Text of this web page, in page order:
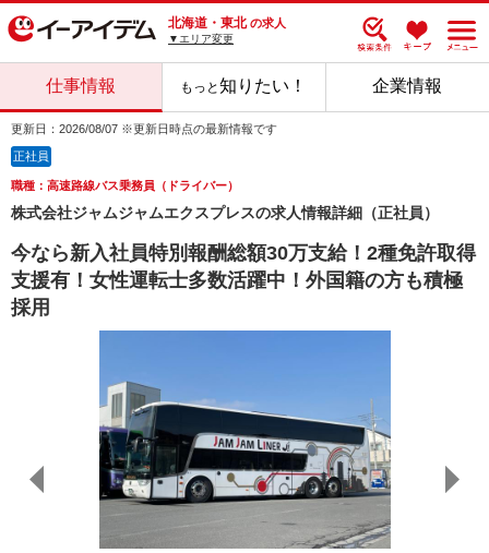
北海道・東北 の求人
▼エリア変更
仕事情報 もっと知りたい！ 企業情報
更新日：2026/08/07 ※更新日時点の最新情報です
正社員
職種：高速路線バス乗務員（ドライバー）
株式会社ジャムジャムエクスプレスの求人情報詳細（正社員）
今なら新入社員特別報酬総額30万支給！2種免許取得
支援有！女性運転士多数活躍中！外国籍の方も積極
採用